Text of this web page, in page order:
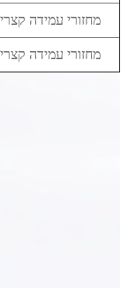
מחזורי עמידה
מחזורי עמידה